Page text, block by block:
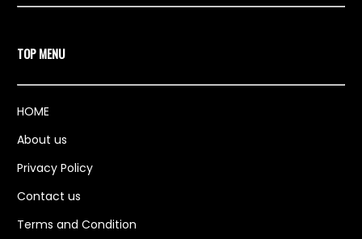
TOP MENU
HOME
About us
Privacy Policy
Contact us
Terms and Condition